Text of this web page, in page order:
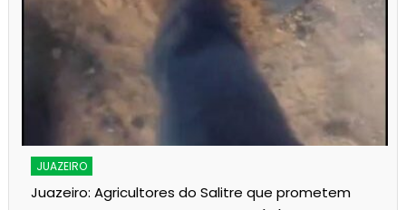
JUAZEIRO
Juazeiro: Agricultores do Salitre que prometem